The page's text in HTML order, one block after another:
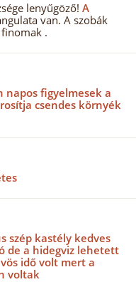
lenyűgöző! A
van. A szobák
.
napos figyelmesek a
csendes környék
szép kastély kedves
de a hidegviz lehetett
idő volt mert a
voltak